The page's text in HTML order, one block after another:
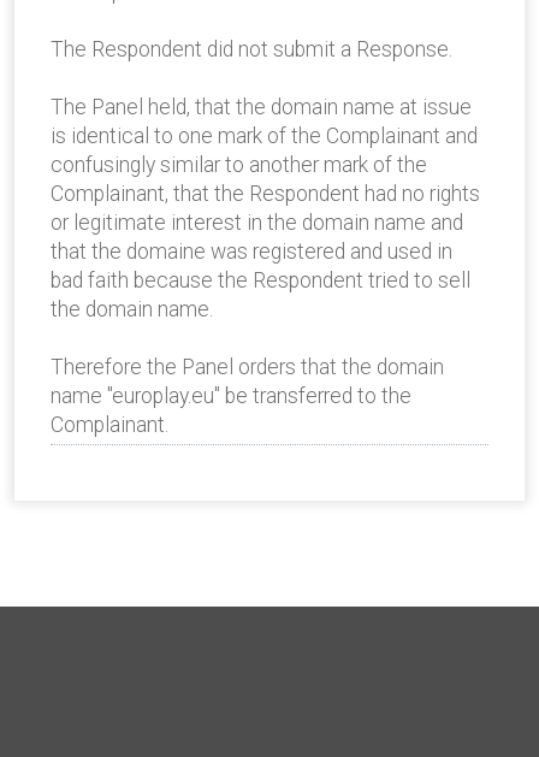
The Respondent did not submit a Response.
The Panel held, that the domain name at issue
is identical to one mark of the Complainant and
confusingly similar to another mark of the
Complainant, that the Respondent had no rights
or legitimate interest in the domain name and
that the domaine was registered and used in
bad faith because the Respondent tried to sell
the domain name.
Therefore the Panel orders that the domain
name "europlay.eu" be transferred to the
Complainant.